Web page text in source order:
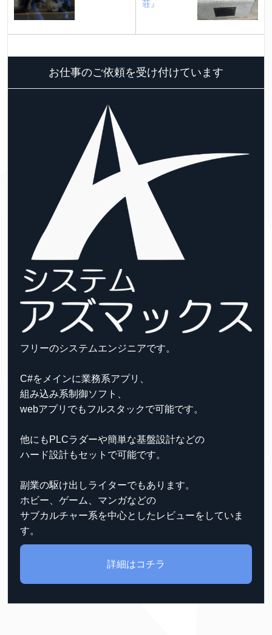
荘』
お仕事のご依頼を受け付けています
フリーのシステムエンジニアです。
C#をメインに業務系アプリ、
組み込み系制御ソフト、
webアプリでもフルスタックで可能です。
他にもPLCラダーや簡単な基盤設計などの
ハード設計もセットで可能です。
副業の駆け出しライターでもあります。
ホビー、ゲーム、マンガなどの
サブカルチャー系を中心としたレビューをしていま
す。
詳細はコチラ